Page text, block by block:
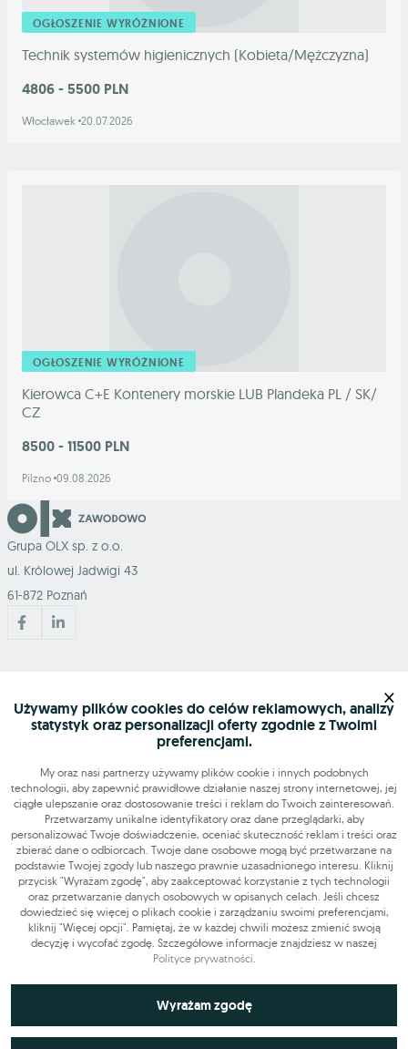
OGŁOSZENIE WYRÓŻNIONE
Technik systemów higienicznych (Kobieta/Mężczyzna)
4806 - 5500 PLN
Włocławek 20.07.2026
OGŁOSZENIE WYRÓŻNIONE
Kierowca C+E Kontenery morskie LUB Plandeka PL / SK/
CZ
8500 - 11500 PLN
Pilzno 09.08.2026
Grupa OLX sp. z o.o.
ul. Królowej Jadwigi 43
61-872 Poznań
Znajdź nas
Narzędzia
OLX-praca © 2026. Wszelkie prawa zastrzeżone.
OLX PracaBudowa i remontyProdukcjaAdministracjaSprzedaż
Praca dodatkowa i sezonowa
Używamy plików cookies do celów reklamowych, analizy
statystyk oraz personalizacji oferty zgodnie z Twoimi
preferencjami.
My oraz nasi partnerzy używamy plików cookie i innych podobnych
technologii, aby zapewnić prawidłowe działanie naszej strony internetowej, jej
ciągłe ulepszanie oraz dostosowanie treści i reklam do Twoich zainteresowań.
Przetwarzamy unikalne identyfikatory oraz dane przeglądarki, aby
personalizować Twoje doświadczenie, oceniać skuteczność reklam i treści oraz
zbierać dane o odbiorcach. Twoje dane osobowe mogą być przetwarzane na
podstawie Twojej zgody lub naszego prawnie uzasadnionego interesu. Kliknij
przycisk "Wyrażam zgodę", aby zaakceptować korzystanie z tych technologii
oraz przetwarzanie danych osobowych w opisanych celach. Jeśli chcesz
dowiedzieć się więcej o plikach cookie i zarządzaniu swoimi preferencjami,
kliknij "Więcej opcji". Pamiętaj, że w każdej chwili możesz zmienić swoją
decyzję i wycofać zgodę. Szczegółowe informacje znajdziesz w naszej
Polityce prywatności.
Niezbędne do funkcjonowania strony
Technicznie niezbędne pliki cookie odgrywają kluczową rolę w
Wyrażam zgodę
×